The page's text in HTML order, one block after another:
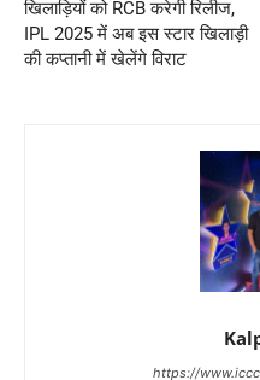
खिलाड़ियों को RCB करेगी रिलीज,
IPL 2025 में अब इस स्टार खिलाड़ी
की कप्तानी में खेलेंगे विराट
https://